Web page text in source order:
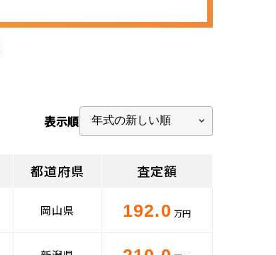
表示順
都道府県 査定額
岡山県 192.0 万円